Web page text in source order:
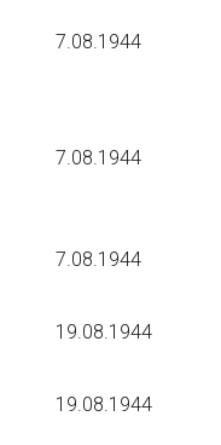
7.08.1944
7.08.1944
7.08.1944
19.08.1944
19.08.1944